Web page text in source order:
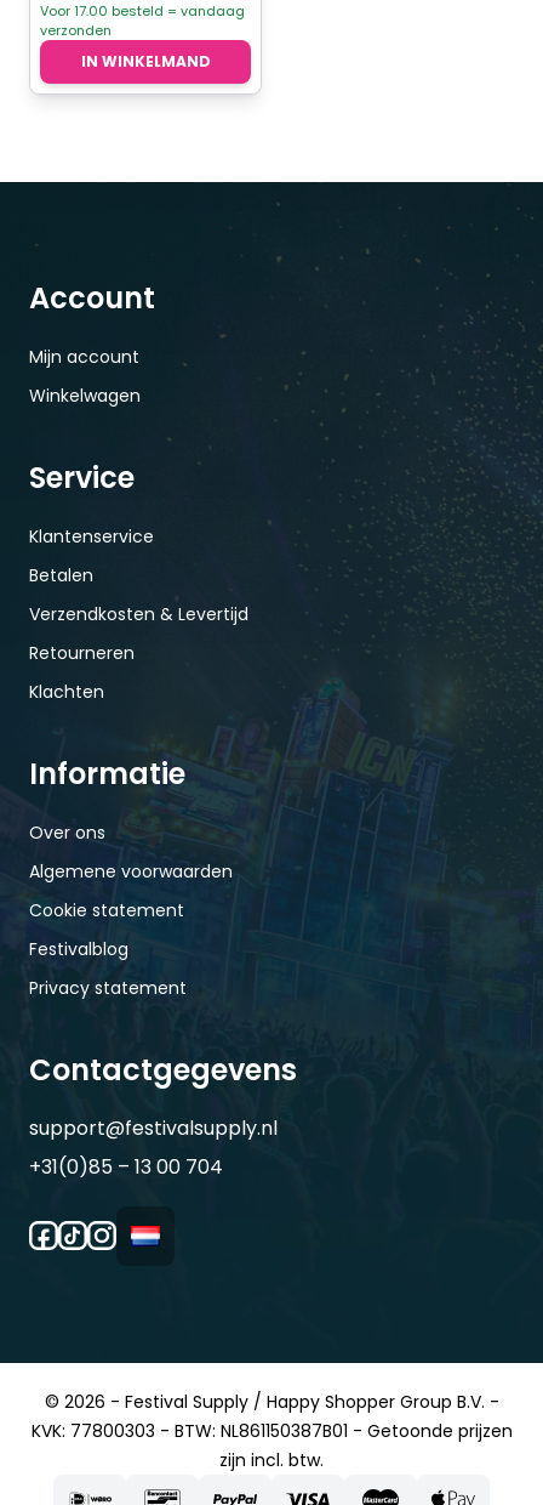
Voor 17.00 besteld = vandaag
verzonden
IN WINKELMAND
Account
Mijn account
Winkelwagen
Service
Klantenservice
Betalen
Verzendkosten & Levertijd
Retourneren
Klachten
Informatie
Over ons
Algemene voorwaarden
Cookie statement
Festivalblog
Privacy statement
Contactgegevens
support@festivalsupply.nl
+31(0)85 – 13 00 704
© 2026 - Festival Supply / Happy Shopper Group B.V. -
KVK: 77800303 - BTW: NL861150387B01 - Getoonde prijzen
zijn incl. btw.